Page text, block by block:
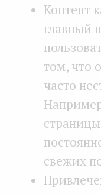
Контент
главный
том, что
часто
свежих